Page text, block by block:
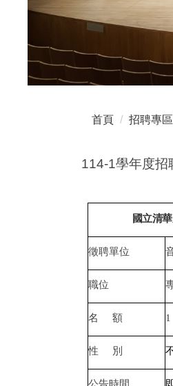
首頁 招聘專區
114-1學年度招
國立清
徵聘單位
職位
名 額 1
性 別